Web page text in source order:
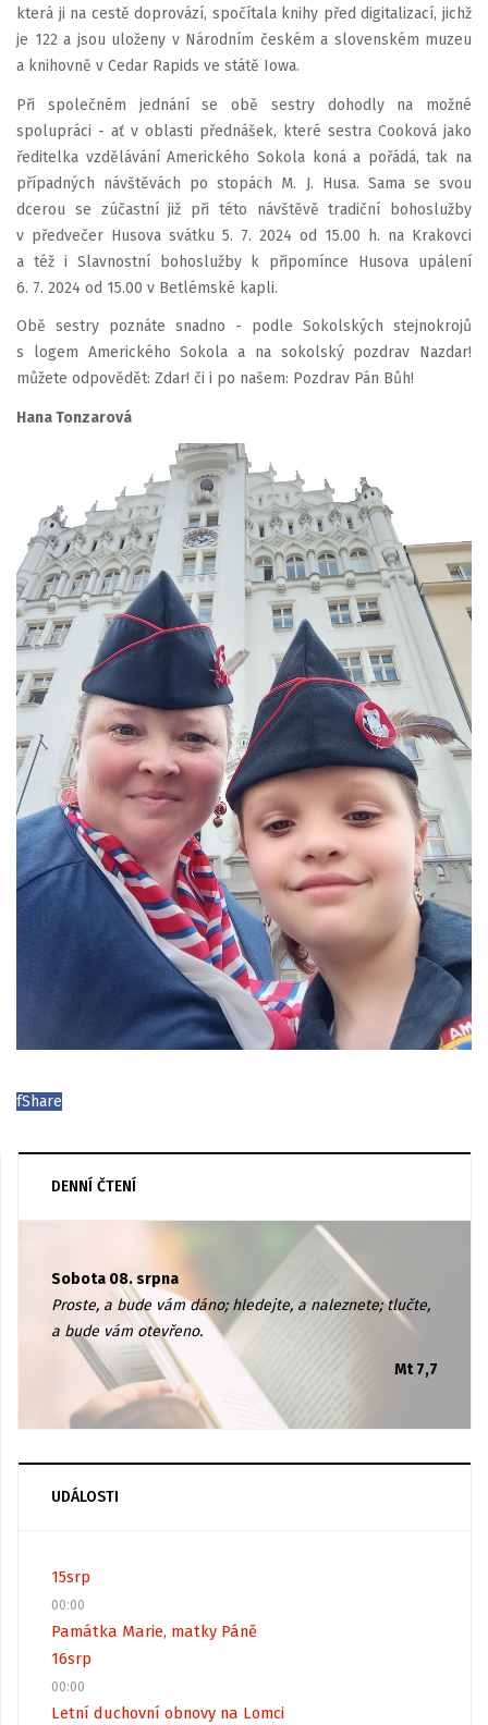
která ji na cestě doprovází, spočítala knihy před digitalizací, jichž
je 122 a jsou uloženy v Národním českém a slovenském muzeu
a knihovně v Cedar Rapids ve státě Iowa.
Při společném jednání se obě sestry dohodly na možné
spolupráci - ať v oblasti přednášek, které sestra Cooková jako
ředitelka vzdělávání Amerického Sokola koná a pořádá, tak na
případných návštěvách po stopách M. J. Husa. Sama se svou
dcerou se zúčastní již při této návštěvě tradiční bohoslužby
v předvečer Husova svátku 5. 7. 2024 od 15.00 h. na Krakovci
a též i Slavnostní bohoslužby k připomínce Husova upálení
6. 7. 2024 od 15.00 v Betlémské kapli.
Obě sestry poznáte snadno - podle Sokolských stejnokrojů
s logem Amerického Sokola a na sokolský pozdrav Nazdar!
můžete odpovědět: Zdar! či i po našem: Pozdrav Pán Bůh!
Hana Tonzarová
fShare
DENNÍ ČTENÍ
Sobota 08. srpna
Proste, a bude vám dáno; hledejte, a naleznete; tlučte,
a bude vám otevřeno.
Mt 7,7
UDÁLOSTI
15srp
00:00
Památka Marie, matky Páně
16srp
00:00
Letní duchovní obnovy na Lomci